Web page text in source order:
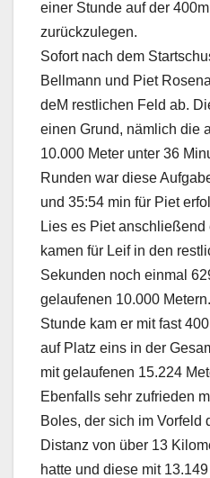
einer Stunde auf der
zurückzulegen.
Sofort nach dem
Bellmann und Piet
deM restlichen Feld ab.
einen Grund, nämlich die
10.000 Meter unter 36
Runden war diese
und 35:54 min für Piet
Lies es Piet
kamen für Leif in den
Sekunden noch einmal
gelaufenen 10.000
Stunde kam er mit fast
auf Platz eins in der
mit gelaufenen 15.224
Ebenfalls sehr zufrieden
Boles, der sich im Vorfeld
Distanz von über 13
hatte und diese mit